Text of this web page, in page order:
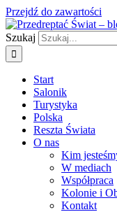
Przejdź do zawartości
Szukaj
Start
Salonik
Turystyka
Polska
Reszta Świata
O nas
Kim
W mediach
Współpraca
Kolonie i
Kontakt